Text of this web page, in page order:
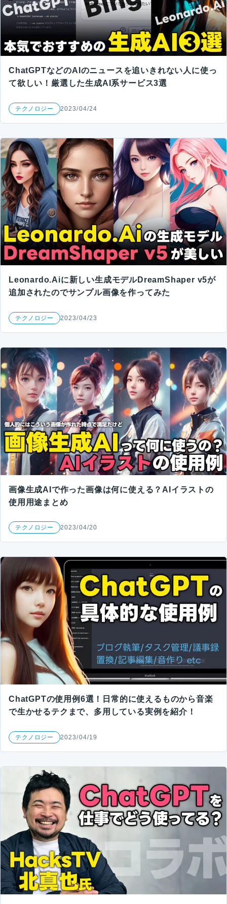
ChatGPTなどのAIのニュースを追いきれない人に使っ
て欲しい！厳選した生成AI系サービス3選
テクノロジー 2023/04/24
Leonardo.Aiに新しい生成モデルDreamShaper v5が
追加されたのでサンプル画像を作ってみた
テクノロジー 2023/04/23
画像生成AIで作った画像は何に使える？AIイラストの
使用用途まとめ
テクノロジー 2023/04/20
ChatGPTの使用例6選！日常的に使えるものから音楽
で生かせるテクまで、多用している実例を紹介！
テクノロジー 2023/04/19